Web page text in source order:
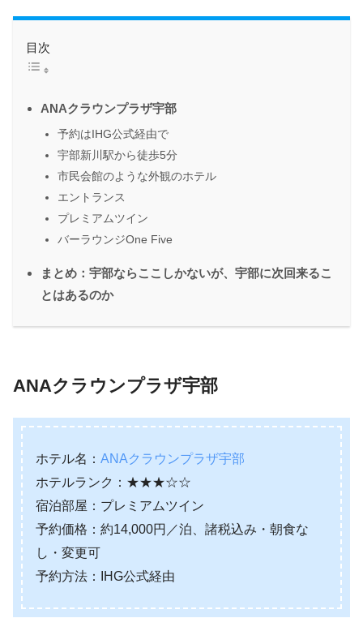
目次
ANAクラウンプラザ宇部
予約はIHG公式経由で
宇部新川駅から徒歩5分
市民会館のような外観のホテル
エントランス
プレミアムツイン
バーラウンジOne Five
まとめ：宇部ならここしかないが、宇部に次回来るこ
とはあるのか
ANAクラウンプラザ宇部
ホテル名： ANAクラウンプラザ宇部
ホテルランク：★★★☆☆
宿泊部屋：プレミアムツイン
予約価格：約14,000円／泊、諸税込み・朝食な
し・変更可
予約方法：IHG公式経由